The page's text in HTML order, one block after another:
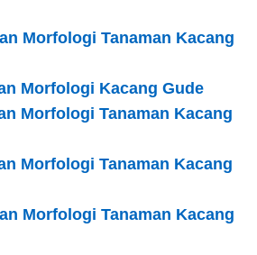
Morfologi Tanaman Kacang
Morfologi Kacang Gude
Morfologi Tanaman Kacang
Morfologi Tanaman Kacang
Morfologi Tanaman Kacang